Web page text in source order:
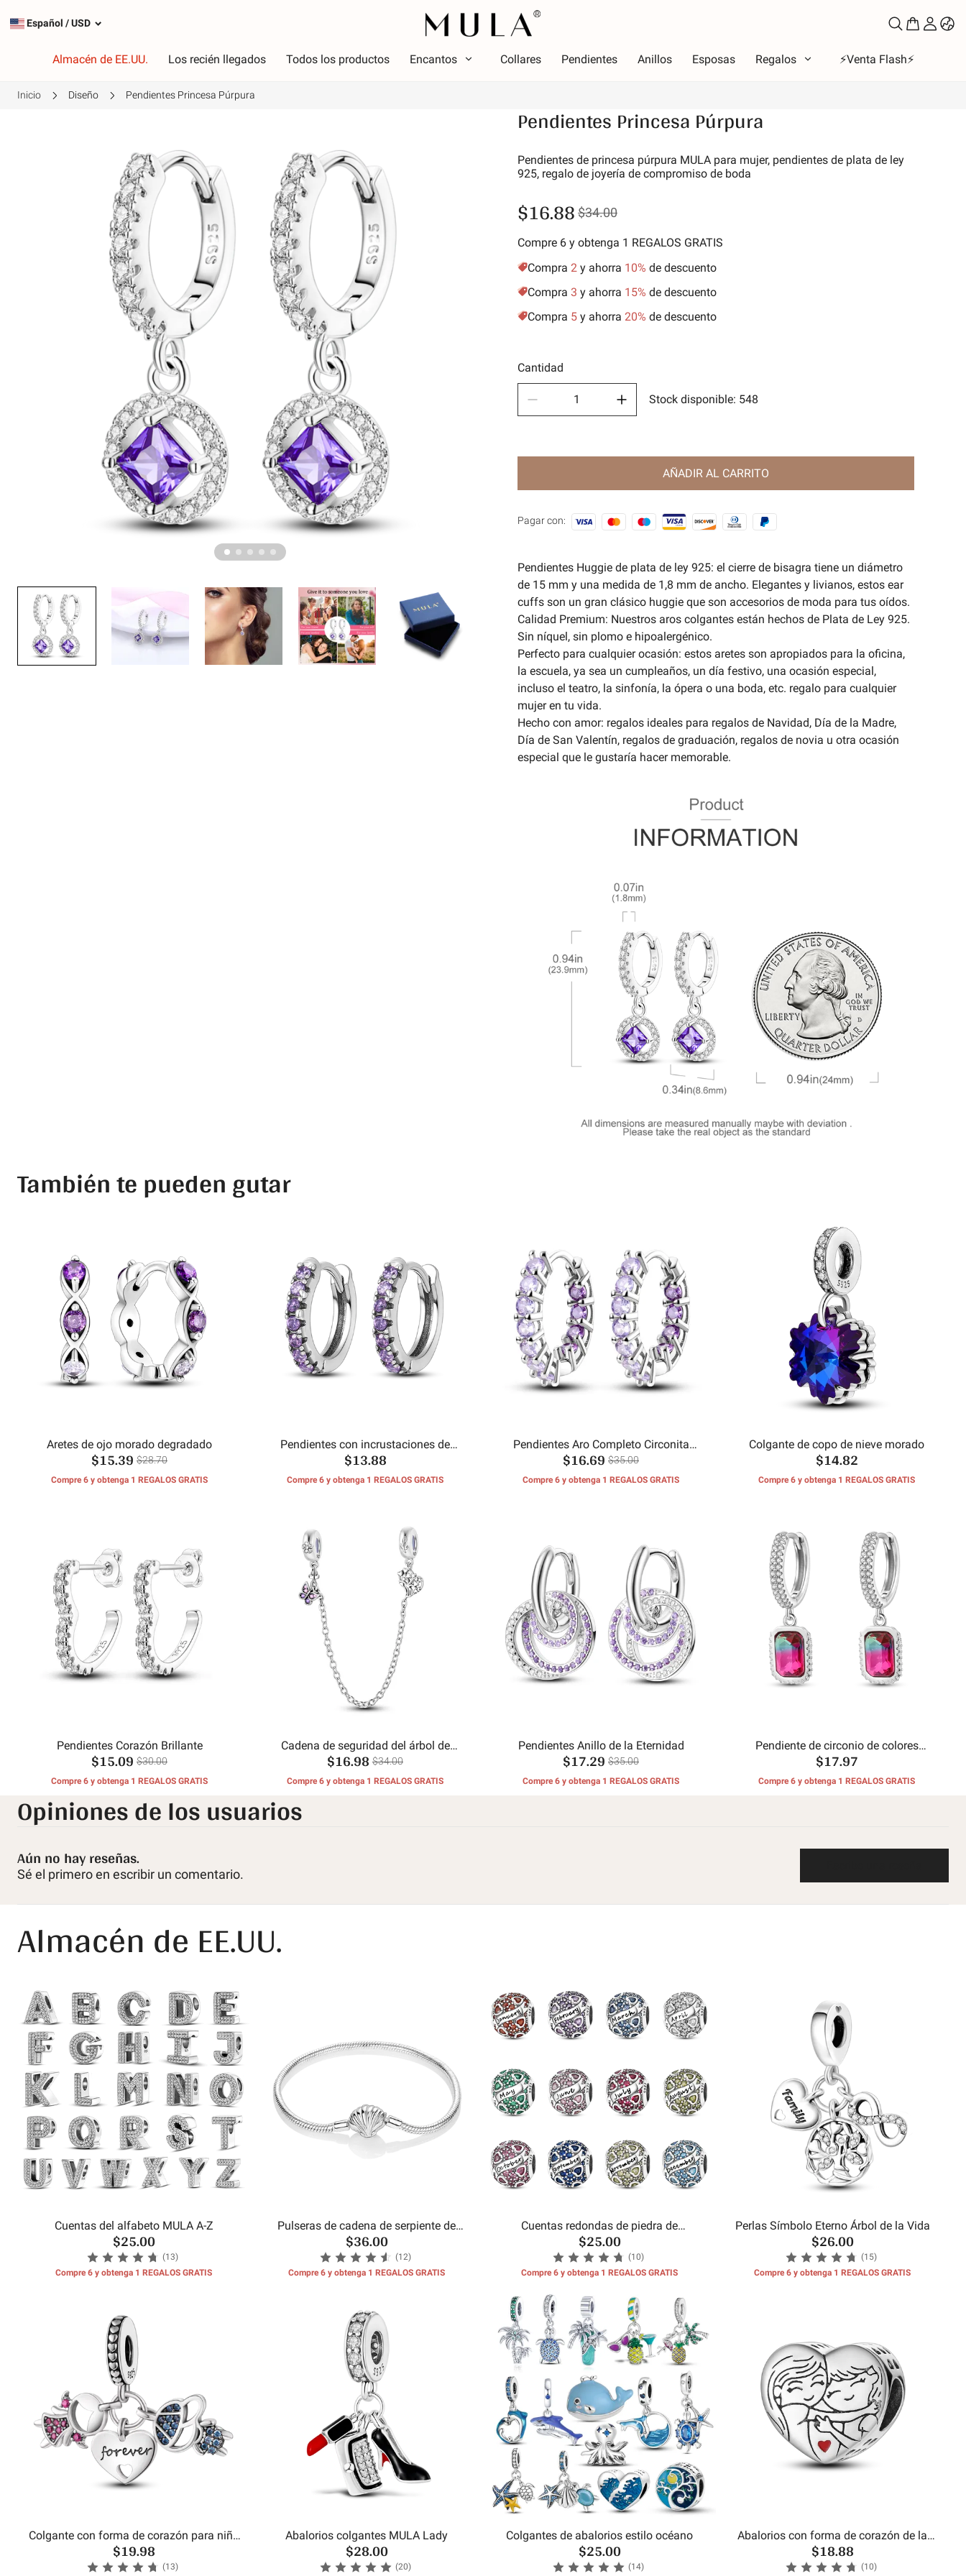
Español /USD
Almacén de EE.UU. Los recién llegados Todos los productos Encantos Collares Pendientes Anillos Esposas Regalos ⚡️Venta Flash⚡️
Cadenas de seguridad
Rojo
Rosa
Verde
Amarillo dorado
Tema
Luminoso
Alfabeto
Estrella Luna y Sol
Vacaciones
Aficiones
Naturaleza
Inicio Diseño Pendientes Princesa Púrpura
Pendientes Princesa Púrpura
Pendientes de princesa púrpura MULA para mujer, pendientes de plata de ley
925, regalo de joyería de compromiso de boda
$16.88 $34.00
Compre 6 y obtenga 1 REGALOS GRATIS
Compra 2 y ahorra 10% de descuento
Compra 3 y ahorra 15% de descuento
Compra 5 y ahorra 20% de descuento
Cantidad
Stock disponible: 548
AÑADIR AL CARRITO
Pagar con:
Pendientes Huggie de plata de ley 925: el cierre de bisagra tiene un diámetro
de 15 mm y una medida de 1,8 mm de ancho. Elegantes y livianos, estos ear
cuffs son un gran clásico huggie que son accesorios de moda para tus oídos.
Calidad Premium: Nuestros aros colgantes están hechos de Plata de Ley 925.
Sin níquel, sin plomo e hipoalergénico.
Perfecto para cualquier ocasión: estos aretes son apropiados para la oficina,
la escuela, ya sea un cumpleaños, un día festivo, una ocasión especial,
incluso el teatro, la sinfonía, la ópera o una boda, etc. regalo para cualquier
mujer en tu vida.
Hecho con amor: regalos ideales para regalos de Navidad, Día de la Madre,
Día de San Valentín, regalos de graduación, regalos de novia u otra ocasión
especial que le gustaría hacer memorable.
También te pueden gutar
Aretes de ojo morado degradado
$15.39 $28.70
Compre 6 y obtenga 1 REGALOS GRATIS
Pendientes con incrustaciones de
circonio morado
$13.88
Compre 6 y obtenga 1 REGALOS GRATIS
Pendientes Aro Completo Circonita
Morado
$16.69 $35.00
Compre 6 y obtenga 1 REGALOS GRATIS
Colgante de copo de nieve morado
$14.82
Compre 6 y obtenga 1 REGALOS GRATIS
Pendientes Corazón Brillante
$15.09 $30.00
Compre 6 y obtenga 1 REGALOS GRATIS
Cadena de seguridad del árbol de
mariposas
$16.98 $34.00
Compre 6 y obtenga 1 REGALOS GRATIS
Pendientes Anillo de la Eternidad
$17.29 $35.00
Compre 6 y obtenga 1 REGALOS GRATIS
Pendiente de circonio de colores
esmeralda
$17.97
Compre 6 y obtenga 1 REGALOS GRATIS
Opiniones de los usuarios
Aún no hay reseñas.
Sé el primero en escribir un comentario.
Almacén de EE.UU.
Cuentas del alfabeto MULA A-Z
$25.00
(13)
Compre 6 y obtenga 1 REGALOS GRATIS
Pulseras de cadena de serpiente de
concha de mar
$36.00
(12)
Compre 6 y obtenga 1 REGALOS GRATIS
Cuentas redondas de piedra de
cumpleaños del mes
$25.00
(10)
Compre 6 y obtenga 1 REGALOS GRATIS
Perlas Símbolo Eterno Árbol de la Vida
$26.00
(15)
Compre 6 y obtenga 1 REGALOS GRATIS
Colgante con forma de corazón para niño
y niña
$19.98
(13)
Abalorios colgantes MULA Lady
$28.00
(20)
Colgantes de abalorios estilo océano
$25.00
(14)
Abalorios con forma de corazón de la
hermana
$18.88
(10)